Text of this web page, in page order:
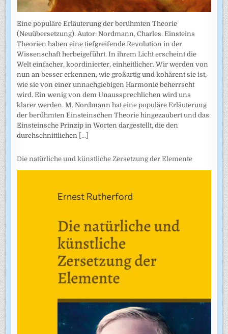
Eine populäre Erläuterung der berühmten Theorie
(Neuübersetzung). Autor: Nordmann, Charles. Einsteins
Theorien haben eine tiefgreifende Revolution in der
Wissenschaft herbeigeführt. In ihrem Licht erscheint die
Welt einfacher, koordinierter, einheitlicher. Wir werden von
nun an besser erkennen, wie großartig und kohärent sie ist,
wie sie von einer unnachgiebigen Harmonie beherrscht
wird. Ein wenig von dem Unaussprechlichen wird uns
klarer werden. M. Nordmann hat eine populäre Erläuterung
der berühmten Einsteinschen Theorie hingezaubert und das
Einsteinsche Prinzip in Worten dargestellt, die den
durchschnittlichen [...]
Die natürliche und künstliche Zersetzung der Elemente